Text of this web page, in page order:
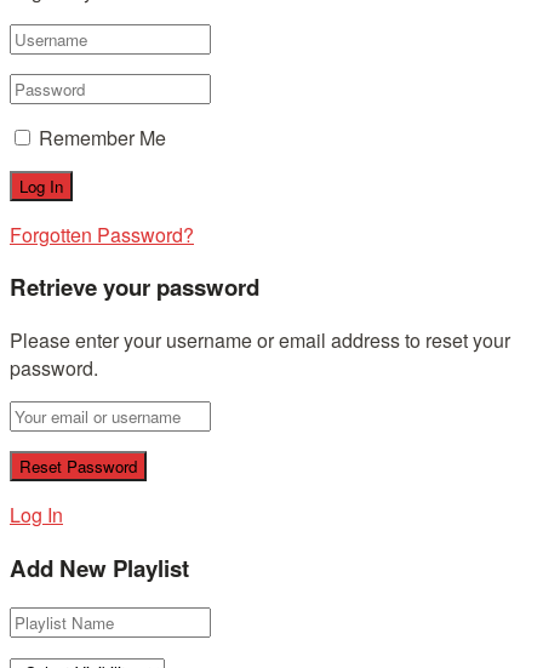
Remember Me
Forgotten Password?
Retrieve your password
Please enter your username or email address to reset your
password.
Log In
Add New Playlist